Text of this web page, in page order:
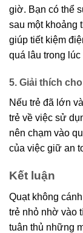
giờ. Bạn có thể
sau một khoảng
giúp tiết kiệm
quá lâu trong lúc
5. Giải thích
Nếu trẻ đã lớn
trẻ về việc sử
nên chạm vào
của việc giữ an
Kết luận
Quạt không
trẻ nhỏ nhờ vào
tuân thủ những